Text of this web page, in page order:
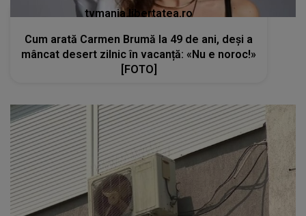
tvmania.libertatea.ro
Cum arată Carmen Brumă la 49 de ani, deși a
mâncat desert zilnic în vacanță: «Nu e noroc!»
[FOTO]